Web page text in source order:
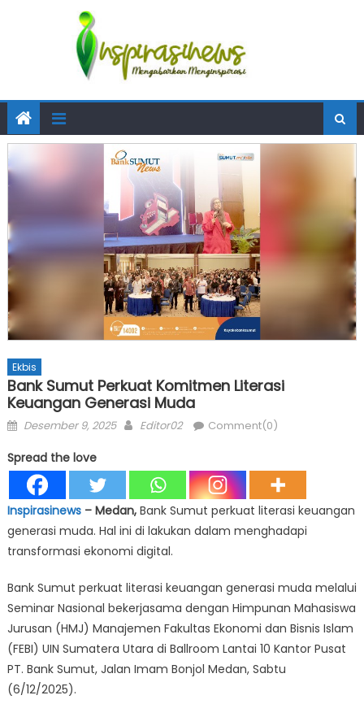
Ekbis
Bank Sumut Perkuat Komitmen Literasi
Keuangan Generasi Muda
Posted
Desember 9, 2025 Author
Editor02 Comment(0)
Spread the love
Inspirasinews – Medan, Bank Sumut perkuat literasi keuangan
generasi muda. Hal ini di lakukan dalam menghadapi
transformasi ekonomi digital.
Bank Sumut perkuat literasi keuangan generasi muda melalui
Seminar Nasional bekerjasama dengan Himpunan Mahasiswa
Jurusan (HMJ) Manajemen Fakultas Ekonomi dan Bisnis Islam
(FEBI) UIN Sumatera Utara di Ballroom Lantai 10 Kantor Pusat
PT. Bank Sumut, Jalan Imam Bonjol Medan, Sabtu
(6/12/2025).